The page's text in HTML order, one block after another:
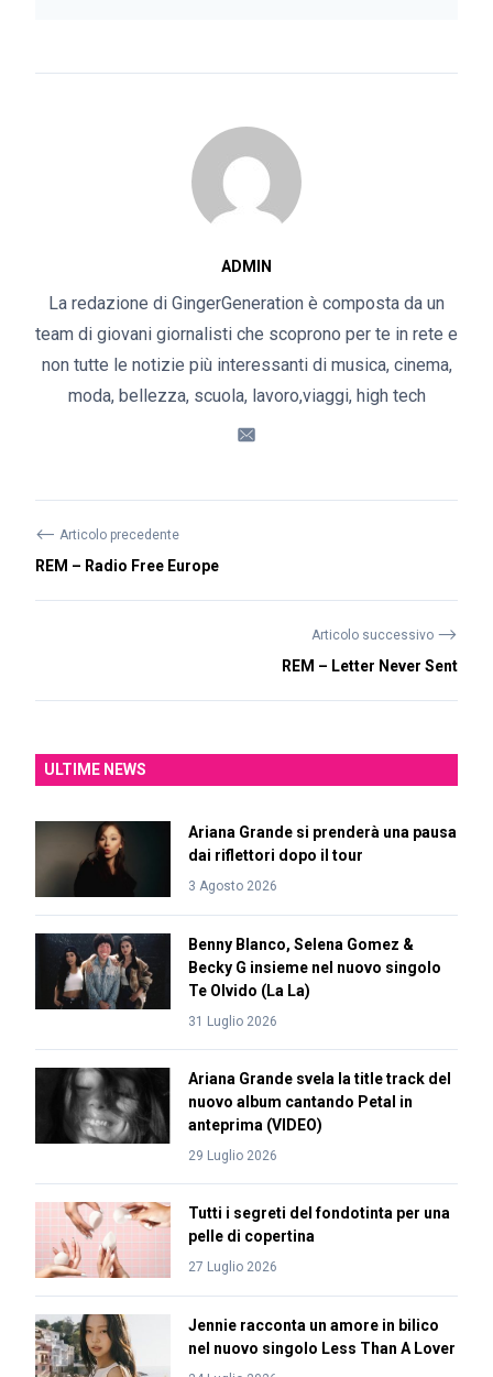
ADMIN
La redazione di GingerGeneration è composta da un
team di giovani giornalisti che scoprono per te in rete e
non tutte le notizie più interessanti di musica, cinema,
moda, bellezza, scuola, lavoro,viaggi, high tech
⟵ Articolo precedente
REM – Radio Free Europe
Articolo successivo ⟶
REM – Letter Never Sent
ULTIME NEWS
Ariana Grande si prenderà una pausa
dai riflettori dopo il tour
3 Agosto 2026
Benny Blanco, Selena Gomez &
Becky G insieme nel nuovo singolo
Te Olvido (La La)
31 Luglio 2026
Ariana Grande svela la title track del
nuovo album cantando Petal in
anteprima (VIDEO)
29 Luglio 2026
Tutti i segreti del fondotinta per una
pelle di copertina
27 Luglio 2026
Jennie racconta un amore in bilico
nel nuovo singolo Less Than A Lover